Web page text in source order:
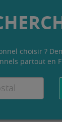
choisir ?
partout en